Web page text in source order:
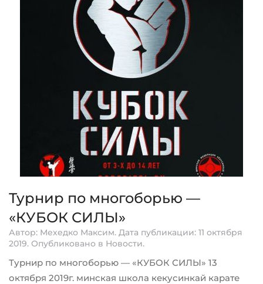
Турнир по многоборью —
«КУБОК СИЛЫ»
Автор: Мехедко Максим. Дата публикации: 11 октября
2019. Опубликовано в Новости.
Турнир по многоборью — «КУБОК СИЛЫ» 13
октября 2019г. минская школа кекусинкай карате